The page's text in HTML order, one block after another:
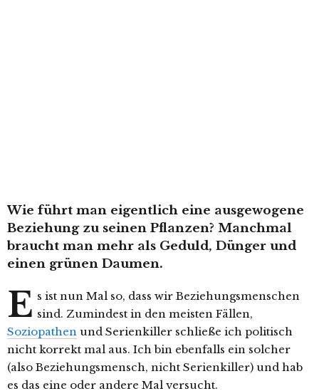
Wie führt man eigentlich eine ausgewogene
Beziehung zu seinen Pflanzen? Manchmal
braucht man mehr als Geduld, Dünger und
einen grünen Daumen.
E s ist nun Mal so, dass wir Beziehungsmenschen
sind. Zumindest in den meisten Fällen,
Soziopathen und Serienkiller schließe ich politisch
nicht korrekt mal aus. Ich bin ebenfalls ein solcher
(also Beziehungsmensch, nicht Serienkiller) und hab
es das eine oder andere Mal versucht.